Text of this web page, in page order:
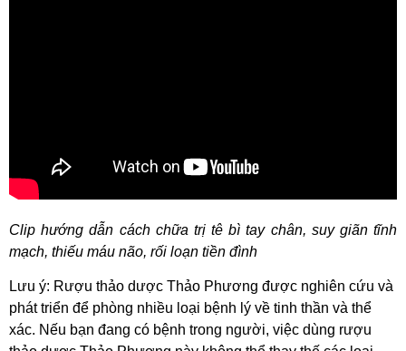
Clip hướng dẫn cách chữa trị tê bì tay chân, suy giãn tĩnh
mạch, thiếu máu não, rối loạn tiền đình
Lưu ý: Rượu thảo dược Thảo Phương được nghiên cứu và
phát triển để phòng nhiều loại bệnh lý về tinh thần và thể
xác. Nếu bạn đang có bệnh trong người, việc dùng rượu